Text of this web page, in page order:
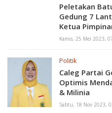
Peletakan
Gedung 7
Ketua
Kamis, 25 Mei 2023,
Politik
Caleg Partai
Optimis
& Milinia
Sabtu, 18 Nov 2023,